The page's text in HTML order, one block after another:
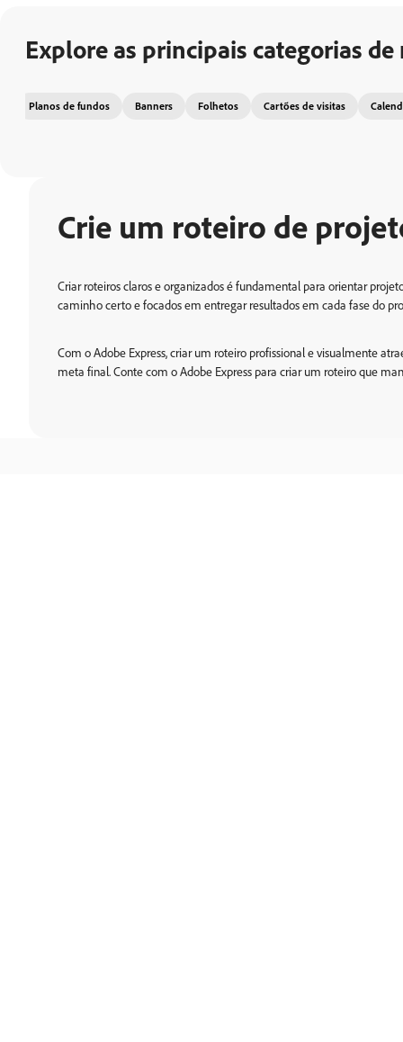
Explore as principais categorias
Planos de fundos Banners Folhetos Cartões de visitas
Crie um roteiro de
Criar roteiros claros e organizados é fundamental para orientar
caminho certo e focados em entregar resultados em cada fase do
Com o Adobe Express, criar um roteiro profissional e visualmente
meta final. Conte com o Adobe Express para criar um roteiro que